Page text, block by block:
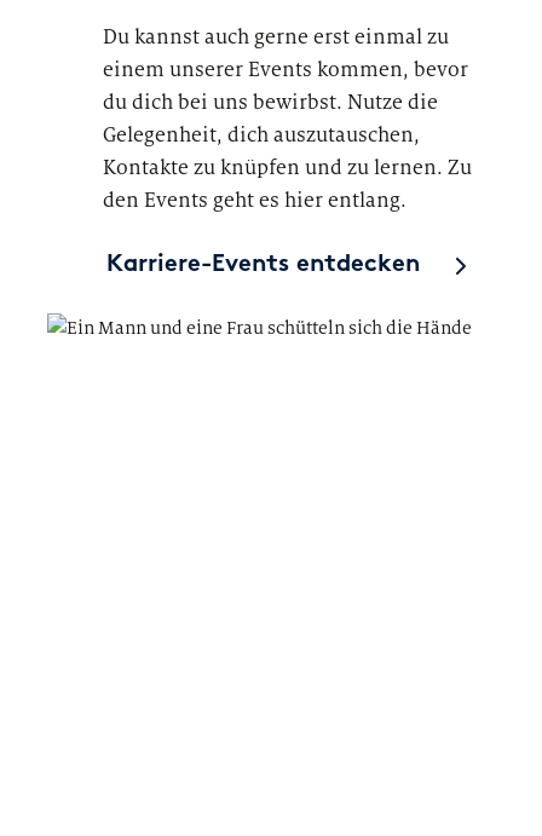
Du kannst auch gerne erst einmal zu
einem unserer Events kommen, bevor
du dich bei uns bewirbst. Nutze die
Gelegenheit, dich auszutauschen,
Kontakte zu knüpfen und zu lernen. Zu
den Events geht es hier entlang.
Karriere-Events entdecken